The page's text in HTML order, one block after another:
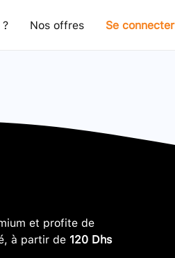
Nos offres Se connecter
et profite de
à partir de 120 Dhs